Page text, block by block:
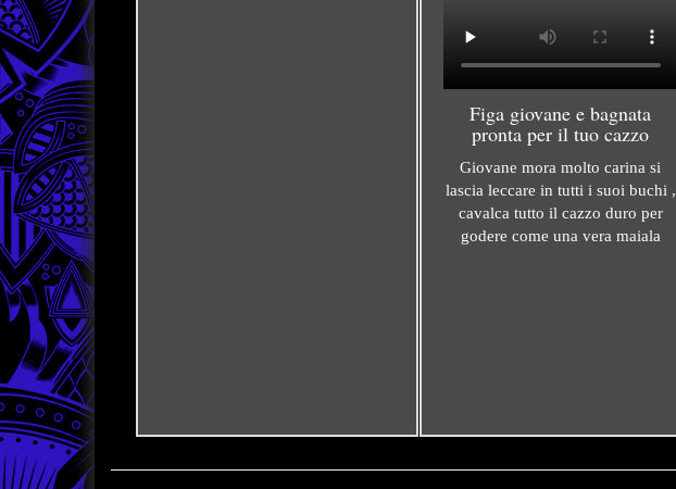
Figa giovane e bagnata
pronta per il tuo cazzo
Giovane mora molto carina si
lascia leccare in tutti i suoi buchi ,
cavalca tutto il cazzo duro per
godere come una vera maiala